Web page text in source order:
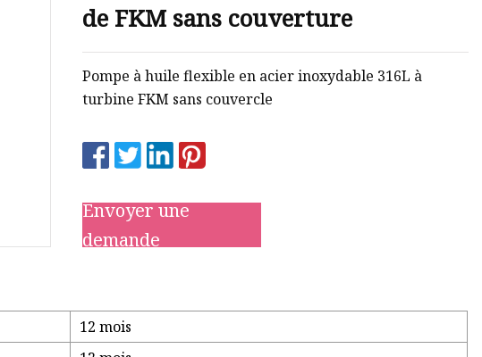
de FKM sans couverture
Pompe à huile flexible en acier inoxydable 316L à
turbine FKM sans couvercle
Envoyer une
demande
12 mois